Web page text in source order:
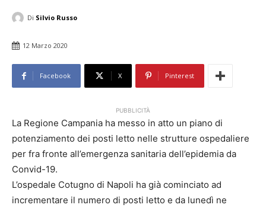
Di Silvio Russo
12 Marzo 2020
Facebook X Pinterest
PUBBLICITÀ
La Regione Campania ha messo in atto un piano di
potenziamento dei posti letto nelle strutture ospedaliere
per fra fronte all’emergenza sanitaria dell’epidemia da
Convid-19.
L’ospedale Cotugno di Napoli ha già cominciato ad
incrementare il numero di posti letto e da lunedì ne